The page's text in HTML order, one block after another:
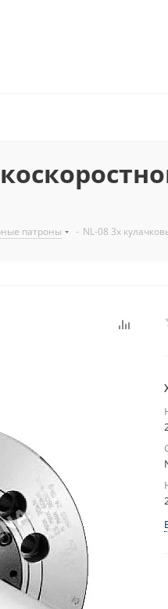
патроны - NL-08 3х